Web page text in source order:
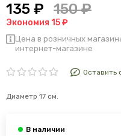
135 ₽ 150 ₽
Экономия 15 ₽
Цена в розничных
интернет-магазине
Оставить
Диаметр 17 см.